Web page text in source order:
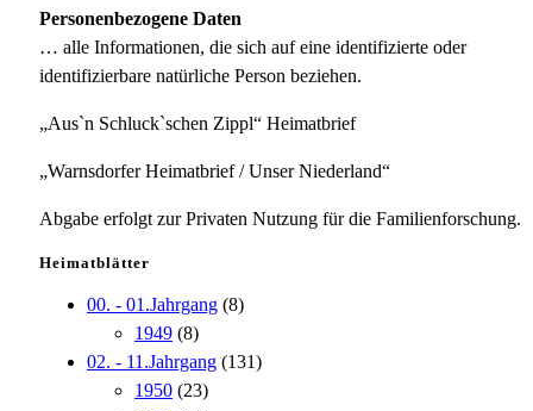
Personenbezogene Daten
… alle Informationen, die sich auf eine identifizierte oder
identifizierbare natürliche Person beziehen.
„Aus`n Schluck`schen Zippl“ Heimatbrief
„Warnsdorfer Heimatbrief / Unser Niederland“
Abgabe erfolgt zur Privaten Nutzung für die Familienforschung.
Heimatblätter
00. - 01.Jahrgang (8)
1949 (8)
02. - 11.Jahrgang (131)
1950 (23)